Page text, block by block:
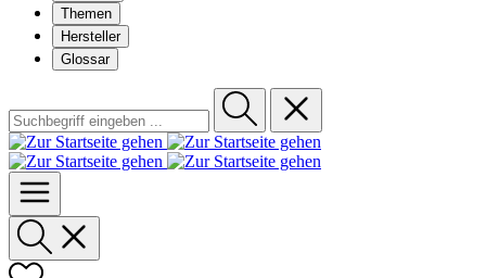
Themen
Hersteller
Glossar